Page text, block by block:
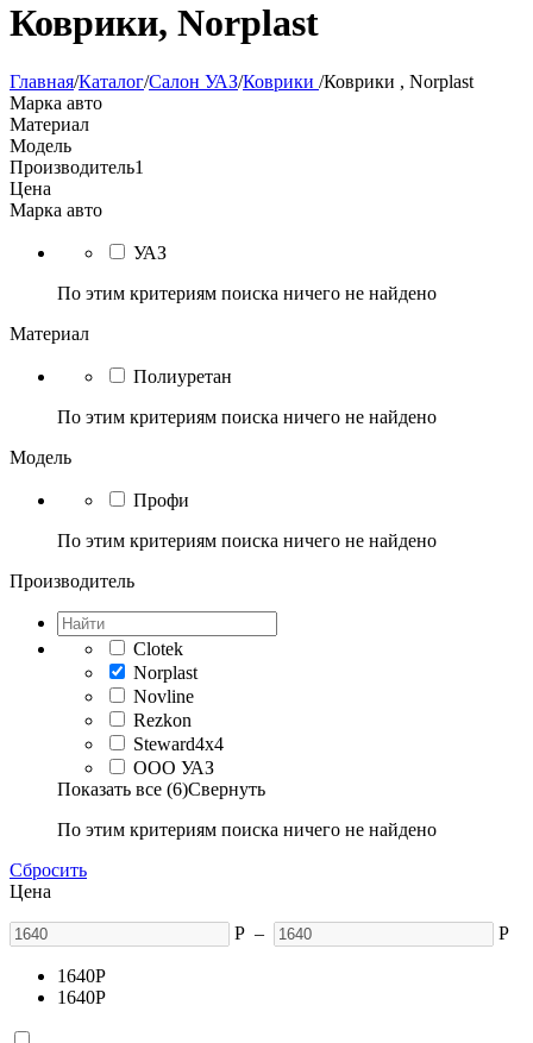
Коврики, Norplast
Главная/Каталог/Салон УАЗ/Коврики /Коврики , Norplast
Марка авто
Материал
Модель
Производитель1
Цена
Марка авто
УАЗ
По этим критериям поиска ничего не найдено
Материал
Полиуретан
По этим критериям поиска ничего не найдено
Модель
Профи
По этим критериям поиска ничего не найдено
Производитель
Clotek
Norplast
Novline
Rezkon
Steward4x4
ООО УАЗ
Показать все (6)Свернуть
По этим критериям поиска ничего не найдено
Сбросить
Цена
Р – Р
1640Р
1640Р